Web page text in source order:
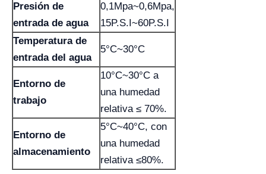
Presión de
entrada de agua
0,1Mpa~0,6Mpa,
15P.S.I~60P.S.I
Temperatura de
entrada del agua
5°C~30°C
Entorno de
trabajo
10°C~30°C a
una humedad
relativa ≤ 70%.
Entorno de
almacenamiento
5°C~40°C, con
una humedad
relativa ≤80%.